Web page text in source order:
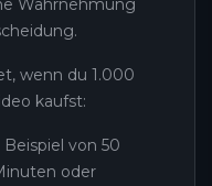
Wahrnehmung
wenn du 1.000
kaufst:
von 50
oder